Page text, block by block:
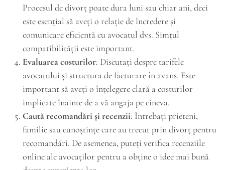
Procesul de divorț poate dura luni sau chiar ani, deci
este esențial să aveți o relație de încredere și
comunicare eficientă cu avocatul dvs. Simțul
compatibilității este important.
Evaluarea costurilor: Discutați despre tarifele
avocatului și structura de facturare în avans. Este
important să aveți o înțelegere clară a costurilor
implicate înainte de a vă angaja pe cineva.
Caută recomandări și recenzii: Întrebați prieteni,
familie sau cunoștințe care au trecut prin divorț pentru
recomandări. De asemenea, puteți verifica recenziile
online ale avocaților pentru a obține o idee mai bună